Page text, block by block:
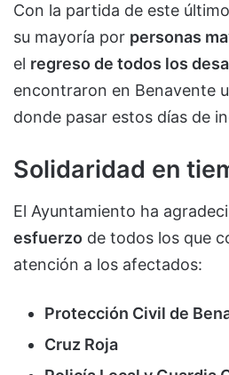
Con la partida de este
su mayoría por personas
el regreso de todos los
encontraron en Benavente
donde pasar estos días de
Solidaridad en
El Ayuntamiento ha
esfuerzo de todos los que
atención a los afectados:
Protección Civil de
Cruz Roja